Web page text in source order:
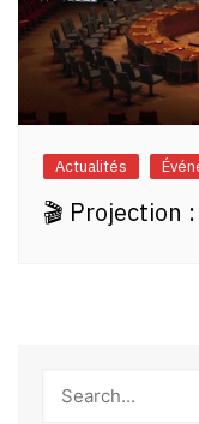
Actualités
🎬 Projection :